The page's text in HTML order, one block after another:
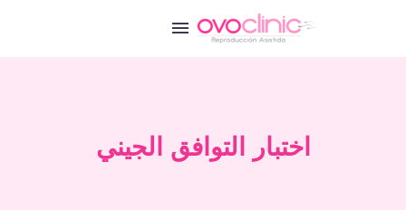
اختبار التوافق الجيني